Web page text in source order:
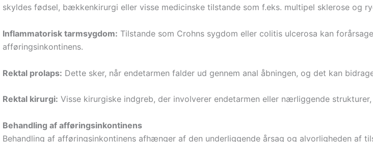
skyldes fødsel, bækkenkirurgi eller visse medicinske tilstande som f.eks. multipel sklerose og
Inflammatorisk tarmsygdom: Tilstande som Crohns sygdom eller colitis ulcerosa kan
afføringsinkontinens.
Rektal prolaps: Dette sker, når endetarmen falder ud gennem anal åbningen, og det kan
Rektal kirurgi: Visse kirurgiske indgreb, der involverer endetarmen eller nærliggende
Behandling af afføringsinkontinens
Behandling af afføringsinkontinens afhænger af den underliggende årsag og alvorligheden af